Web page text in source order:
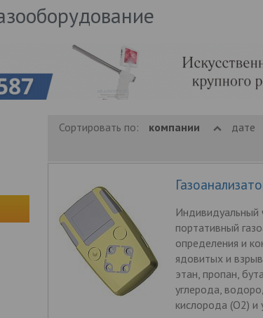
Сортировать по: компании дате
Индивидуальный
портативный
определения и
ядовитых и
этан, пропан,
углерода,
кислорода (O2) и